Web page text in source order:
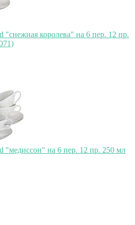
"снежная королева" на 6 пер. 12 пр.
"медиссон" на 6 пер. 12 пр. 250 мл